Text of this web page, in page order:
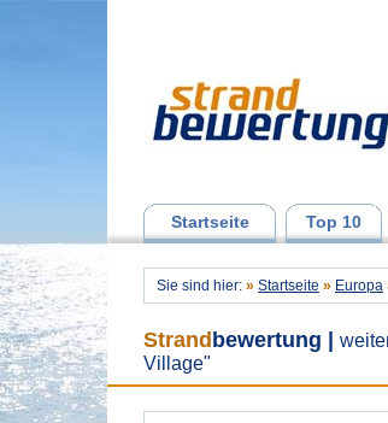
Startseite Top 10
Sie sind hier: » Startseite » Europa
Strand bewertung
Village"